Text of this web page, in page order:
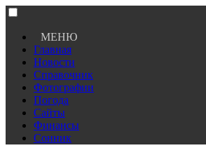
МЕНЮ
Главная
Новости
Справочник
Фотографии
Погода
Сайты
Финансы
Сонник